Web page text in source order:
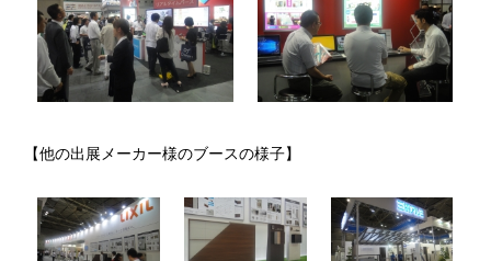
【他の出展メーカー様のブースの様子】